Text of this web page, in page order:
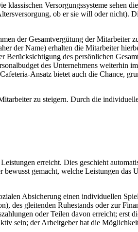
Versorgungssysteme sehen
ob er sie will oder nicht).
der Gesamtvergütung der Mitarbeiter
der Name) erhalten die Mitarbeiter
Berücksichtigung des persönlichen
des Unternehmens weiterhin
Ansatz bietet auch die Chance,
zu steigern. Durch die
erreicht. Dies geschieht
gemacht, welche Leistungen das
Absicherung einen individuellen
des gleitenden Ruhestands oder zur
oder Teilen davon erreicht; erst
sein; der Arbeitgeber hat die